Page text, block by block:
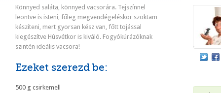
Könnyed saláta, könnyed vacsorára. Tejszínnel
leöntve is isteni, főleg megvendégeléskor szoktam
készíteni, mert gyorsan kész van, főtt tojással
kiegészítve Húsvétkor is kiváló. Fogyókúrázóknak
szintén ideális vacsora!
Ezeket szerezd be:
500 g csirkemell